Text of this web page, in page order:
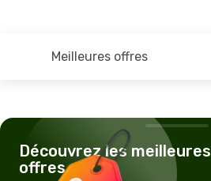
Meilleures offres
Découvrez les meilleures
offres